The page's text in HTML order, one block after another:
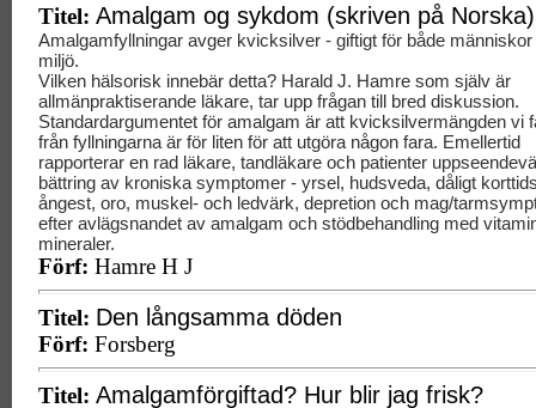
Titel: Amalgam og sykdom (skriven på Norska)
Amalgamfyllningar avger kvicksilver - giftigt för både
miljö.
Vilken hälsorisk innebär detta? Harald J. Hamre som själv är
allmänpraktiserande läkare, tar upp frågan till bred diskussion.
Standardargumentet för amalgam är att kvicksilvermängden vi
från fyllningarna är för liten för att utgöra någon fara. Emellertid
rapporterar en rad läkare, tandläkare och patienter
bättring av kroniska symptomer - yrsel, hudsveda, dåligt
ångest, oro, muskel- och ledvärk, depretion och mag/
efter avlägsnandet av amalgam och stödbehandling med
mineraler.
Förf: Hamre H J
Titel: Den långsamma döden
Förf: Forsberg
Titel: Amalgamförgiftad? Hur blir jag frisk?